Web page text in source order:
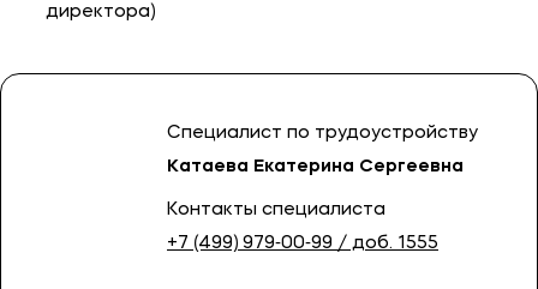
директора)
Специалист по трудоустройству
Катаева Екатерина Сергеевна
Контакты специалиста
+7 (499) 979‑00‑99 / доб. 1555